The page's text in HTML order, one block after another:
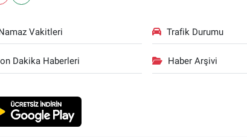
Vakitleri Trafik Durumu
Dakika Haberleri Haber Arşivi